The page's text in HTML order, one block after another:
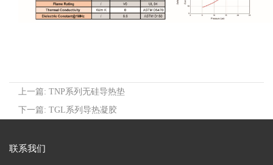
上一篇: TNP系列无硅导热垫
下一篇: TGL系列导热凝胶
联系我们